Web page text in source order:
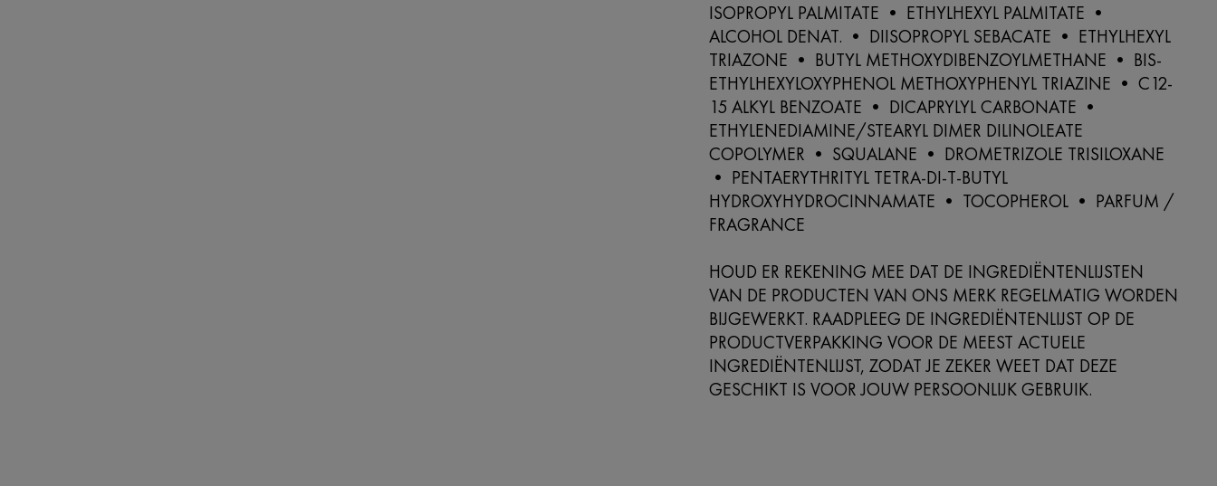
ISOPROPYL PALMITATE • ETHYLHEXYL PALMITATE •
ALCOHOL DENAT. • DIISOPROPYL SEBACATE • ETHYLHEXYL
TRIAZONE • BUTYL METHOXYDIBENZOYLMETHANE • BIS-
ETHYLHEXYLOXYPHENOL METHOXYPHENYL TRIAZINE • C12-
15 ALKYL BENZOATE • DICAPRYLYL CARBONATE •
ETHYLENEDIAMINE/STEARYL DIMER DILINOLEATE
COPOLYMER • SQUALANE • DROMETRIZOLE TRISILOXANE
• PENTAERYTHRITYL TETRA-DI-T-BUTYL
HYDROXYHYDROCINNAMATE • TOCOPHEROL • PARFUM /
FRAGRANCE​
HOUD ER REKENING MEE DAT DE INGREDIËNTENLIJSTEN
VAN DE PRODUCTEN VAN ONS MERK REGELMATIG WORDEN
BIJGEWERKT. RAADPLEEG DE INGREDIËNTENLIJST OP DE
PRODUCTVERPAKKING VOOR DE MEEST ACTUELE
INGREDIËNTENLIJST, ZODAT JE ZEKER WEET DAT DEZE
GESCHIKT IS VOOR JOUW PERSOONLIJK GEBRUIK.